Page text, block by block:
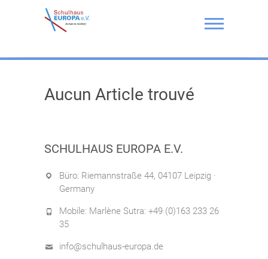
Schulhaus Europa e.V.
Aucun Article trouvé
SCHULHAUS EUROPA E.V.
Büro: Riemannstraße 44, 04107 Leipzig ·
Germany
Mobile: Marlène Sutra: +49 (0)163 233 26
35
info@schulhaus-europa.de